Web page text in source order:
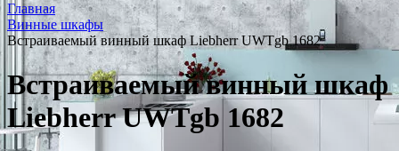
Главная
Винные шкафы
Встраиваемый винный шкаф Liebherr UWTgb 1682
Встраиваемый винный шкаф
Liebherr UWTgb 1682